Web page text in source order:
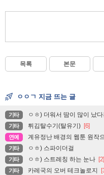
목록 본문
ㅇㅇㄱ 지금 뜨는 글
기타 ㅇㅎ) 더워서 땀이 많이 났
기타 튀김탈수기(탈유기) [6]
연예 계유정난 배경의 웹툰 원작
기타 ㅇㅎ) 스파이더걸
기타 ㅇㅎ) 스트레칭 하는 눈나 [2]
기타 카레국의 오버 테크놀로지